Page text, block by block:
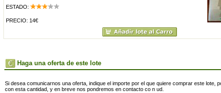
ESTADO:
PRECIO: 14€
Haga una oferta de este lote
Si desea comunicarnos una oferta, indique el importe por el que quiere comprar este lote,
con esta cantidad, y en breve nos pondremos en contacto co n ud.